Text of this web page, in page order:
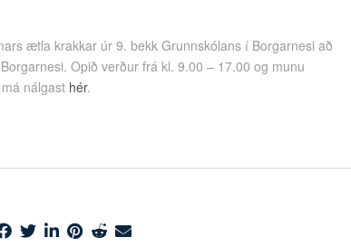
ætla krakkar úr 9. bekk Grunnskólans í Borgarnesi að
Opið verður frá kl. 9.00 – 17.00 og munu
nálgast hér.